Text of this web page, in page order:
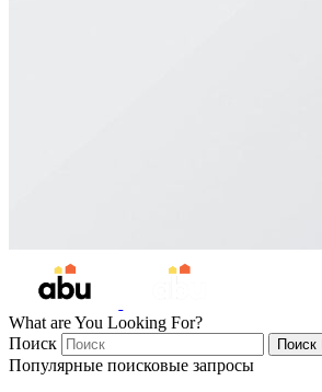
What are You Looking For?
Поиск
Поиск
Популярные поисковые запросы